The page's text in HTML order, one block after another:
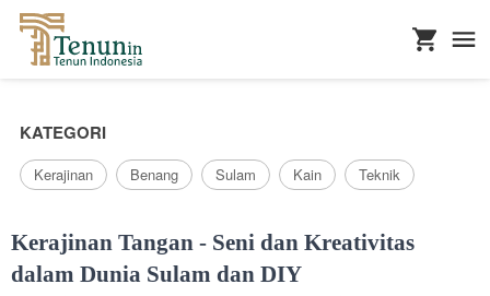
KATEGORI
Kerajinan Benang Sulam Kain Teknik
Kerajinan Tangan - Seni dan Kreativitas
dalam Dunia Sulam dan DIY